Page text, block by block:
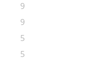
9
9
5
5